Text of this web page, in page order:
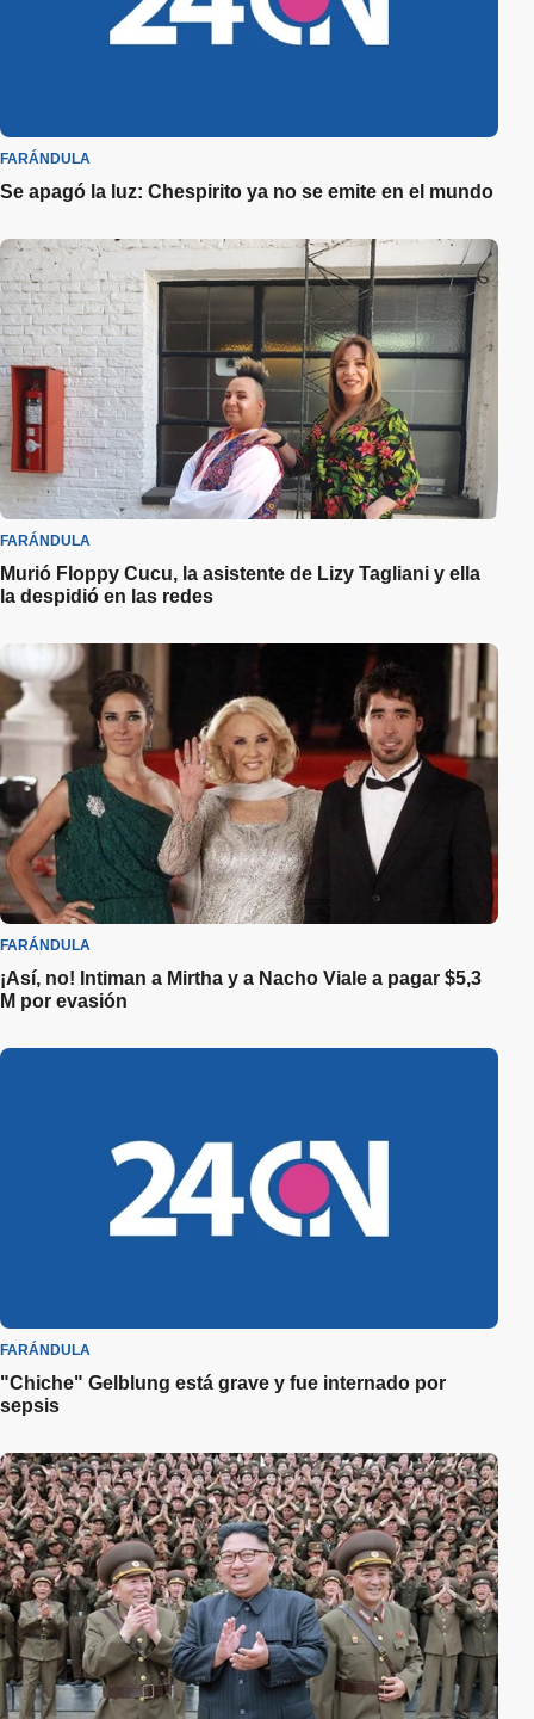
FARÁNDULA
Se apagó la luz: Chespirito ya no se emite en el mundo
FARÁNDULA
Murió Floppy Cucu, la asistente de Lizy Tagliani y ella
la despidió en las redes
FARÁNDULA
¡Así, no! Intiman a Mirtha y a Nacho Viale a pagar $5,3
M por evasión
FARÁNDULA
"Chiche" Gelblung está grave y fue internado por
sepsis